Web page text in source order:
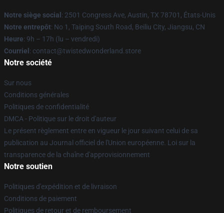
Notre siège social : 2501 Congress Ave, Austin, TX 78701, États-Unis
Notre entrepôt: No 1, Taiping South Road, Beiliu City, Jiangsu, CN
Heure: 9h – 17h (lu – vendredi)
Courriel : contact@twistedwonderland.store
Notre société
Sur nous
Conditions générales
Politiques de confidentialité
DMCA - Politique sur le droit d'auteur
Le présent règlement entre en vigueur le jour suivant celui de sa
publication au Journal officiel de l'Union européenne. Loi sur la
transparence de la chaîne d'approvisionnement
Notre soutien
Politiques d'expédition et de livraison
Conditions de paiement
Politiques de retour et de remboursement